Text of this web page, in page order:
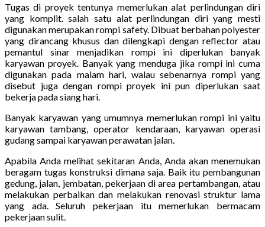
Tugas di proyek tentunya memerlukan alat perlindungan diri
yang komplit. salah satu alat perlindungan diri yang mesti
digunakan merupakan rompi safety. Dibuat berbahan polyester
yang dirancang khusus dan dilengkapi dengan reflector atau
pemantul sinar menjadikan rompi ini diperlukan banyak
karyawan proyek. Banyak yang menduga jika rompi ini cuma
digunakan pada malam hari, walau sebenarnya rompi yang
disebut juga dengan rompi proyek ini pun diperlukan saat
bekerja pada siang hari.
Banyak karyawan yang umumnya memerlukan rompi ini yaitu
karyawan tambang, operator kendaraan, karyawan operasi
gudang sampai karyawan perawatan jalan.
Apabila Anda melihat sekitaran Anda, Anda akan menemukan
beragam tugas konstruksi dimana saja. Baik itu pembangunan
gedung, jalan, jembatan, pekerjaan di area pertambangan, atau
melakukan perbaikan dan melakukan renovasi struktur lama
yang ada. Seluruh pekerjaan itu memerlukan bermacam
pekerjaan sulit.